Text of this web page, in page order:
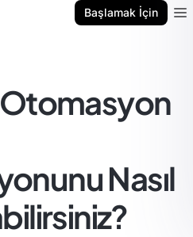
Başlamak İçin
Otomasyon
Nasıl